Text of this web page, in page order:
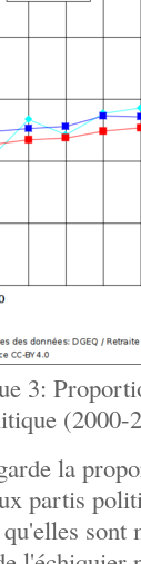
3:
(2000-
la
partis
sont